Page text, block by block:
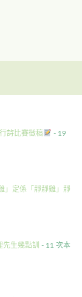
詩比賽徵稿
- 19
」定係「靜靜雞」靜
先生幾點訓 - 11 次本